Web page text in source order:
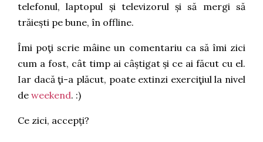
telefonul, laptopul și televizorul și să mergi să
trăiești pe bune, în offline.
Îmi poţi scrie mâine un comentariu ca să îmi zici
cum a fost, cât timp ai câștigat și ce ai făcut cu el.
Iar dacă ţi-a plăcut, poate extinzi exerciţiul la nivel
de weekend. :)
Ce zici, accepți?